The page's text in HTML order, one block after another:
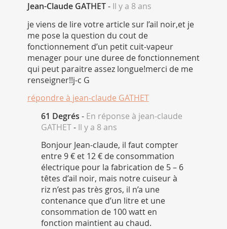
Jean-Claude GATHET- Il y a 8 ans
je viens de lire votre article sur l’ail noir,et je
me pose la question du cout de
fonctionnement d’un petit cuit-vapeur
menager pour une duree de fonctionnement
qui peut paraitre assez longue!merci de me
renseigner!!j-c G
répondre à jean-claude GATHET
61 Degrés - En réponse à jean-claude
GATHET- Il y a 8 ans
Bonjour Jean-claude, il faut compter
entre 9 € et 12 € de consommation
électrique pour la fabrication de 5 – 6
têtes d’ail noir, mais notre cuiseur à
riz n’est pas très gros, il n’a une
contenance que d’un litre et une
consommation de 100 watt en
fonction maintient au chaud.